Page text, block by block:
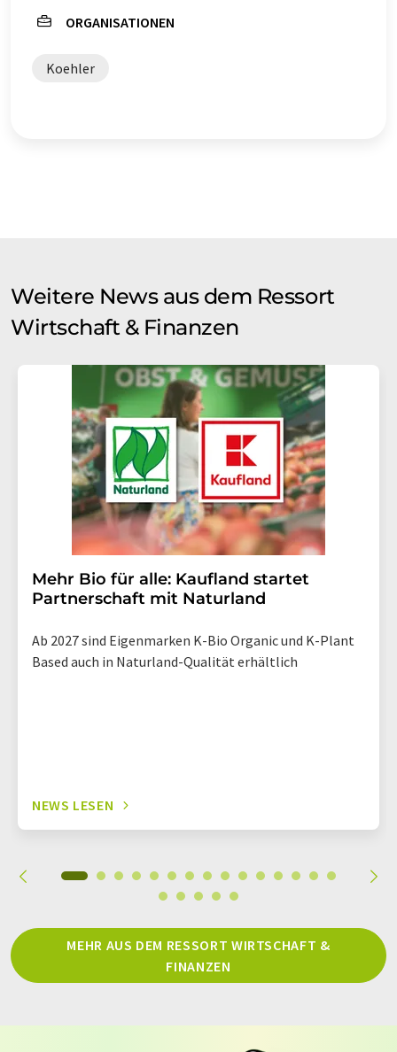
ORGANISATIONEN
Koehler
Weitere News aus dem Ressort
Wirtschaft & Finanzen
Mehr Bio für alle: Kaufland startet
Partnerschaft mit Naturland
Ab 2027 sind Eigenmarken K-Bio Organic und K-Plant
Based auch in Naturland-Qualität erhältlich
NEWS LESEN
MEHR AUS DEM RESSORT WIRTSCHAFT &
FINANZEN